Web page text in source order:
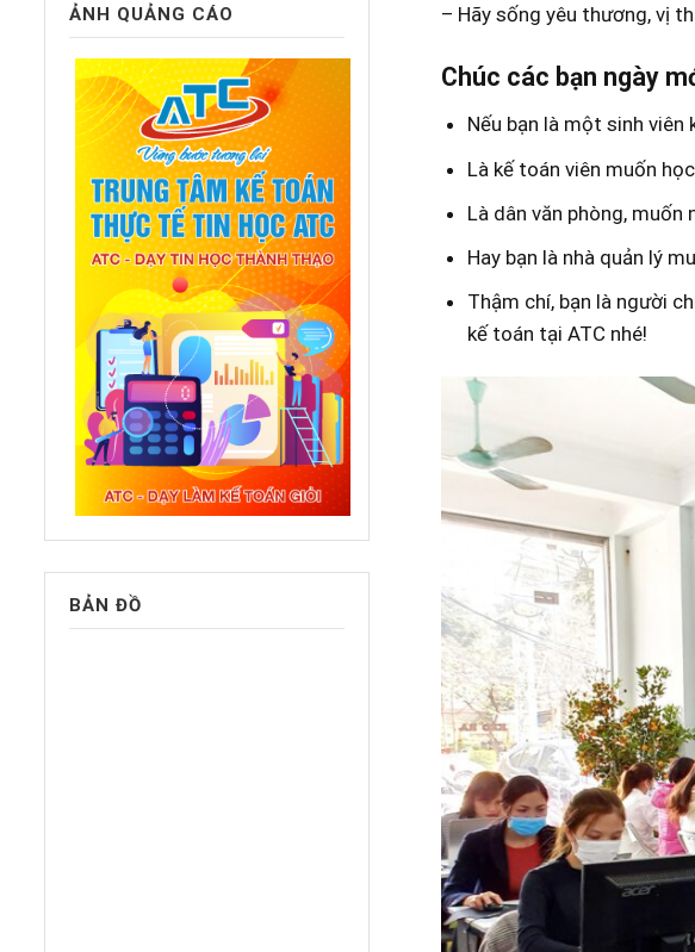
ẢNH QUẢNG CÁO
BẢN ĐỒ
– Hãy sống yêu thương, vị
Chúc các bạn ngày
Nếu bạn là một sinh
Là kế toán viên muốn
Là dân văn phòng, muốn
Hay bạn là nhà quản lý
Thậm chí, bạn là người
kế toán tại ATC nhé!